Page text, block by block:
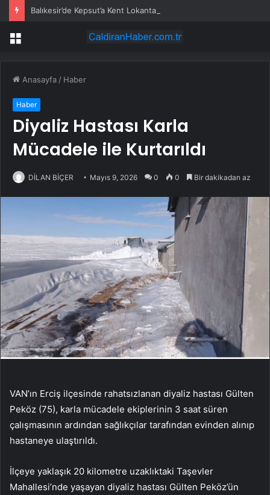
Balıkesir’de Kepsut’a Kent Lokantası ve altyapı desteği
Menü
Anasayfa / Haber
Haber
Diyaliz Hastası Karla
Mücadele ile Kurtarıldı
DİLAN BİÇER Mayıs 9, 2026 0 0 Bir dakikadan az
VAN’ın Erciş ilçesinde rahatsızlanan diyaliz hastası Gülten
Peköz (75), karla mücadele ekiplerinin 3 saat süren
çalışmasının ardından sağlıkçılar tarafından evinden alınıp
hastaneye ulaştırıldı.
İlçeye yaklaşık 20 kilometre uzaklıktaki Taşevler
Mahallesi’nde yaşayan diyaliz hastası Gülten Peköz’ün